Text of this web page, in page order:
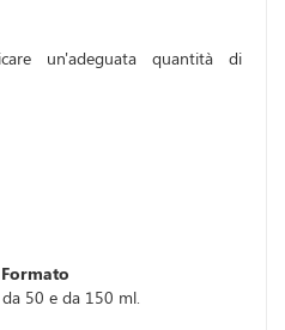
un'adeguata quantità di
Formato
50 e da 150 ml.